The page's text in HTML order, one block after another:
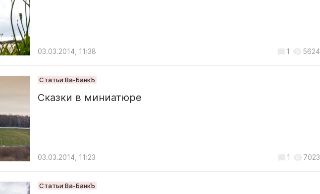
03.03.2014, 11:38 1 5624
Статьи Ва-БанкЪ
Сказки в миниатюре
03.03.2014, 11:23 1 7023
Статьи Ва-БанкЪ